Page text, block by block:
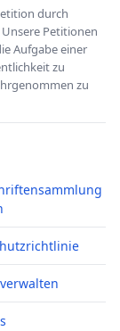
durch
Petitionen
Aufgabe einer
zu
zu